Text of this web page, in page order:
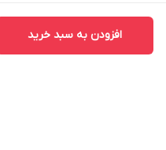
افزودن به سبد خرید